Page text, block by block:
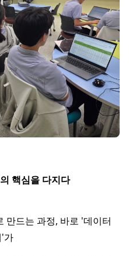
핵심을 다지다
만드는 과정, 바로 '데이터
'가